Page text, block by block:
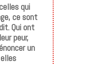
qui
ce sont
Qui ont
peur,
un